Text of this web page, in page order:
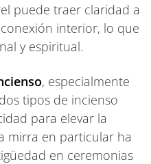
puede traer claridad a
interior, lo que
y espiritual.
, especialmente
tipos de incienso
para elevar la
mirra en particular ha
en ceremonias